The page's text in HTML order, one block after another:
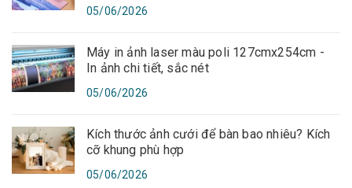
05/06/2026
Máy in ảnh laser màu poli 127cmx254cm -
In ảnh chi tiết, sắc nét
05/06/2026
Kích thước ảnh cưới để bàn bao nhiêu? Kích
cỡ khung phù hợp
05/06/2026